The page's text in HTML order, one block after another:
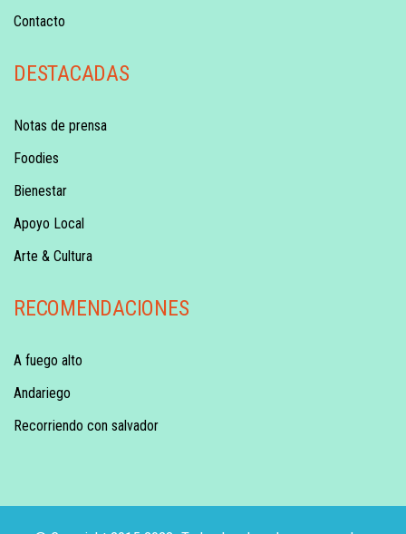
Contacto
DESTACADAS
Notas de prensa
Foodies
Bienestar
Apoyo Local
Arte & Cultura
RECOMENDACIONES
A fuego alto
Andariego
Recorriendo con salvador